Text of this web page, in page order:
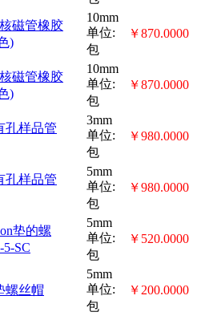
架
3层单
位:个
BrukerMatch
BTR1000
1层单
位:个
5mm核磁管
色)
5mm
单位:
包
色)
5mm
单位:
包
管橡胶塞
(白色)
10mm
单位:
包
(红色)
10mm
单位:
包
3mm